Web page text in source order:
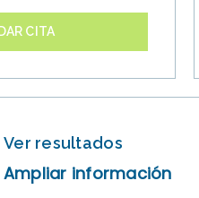
CITA
Ver resultados
Ampliar información